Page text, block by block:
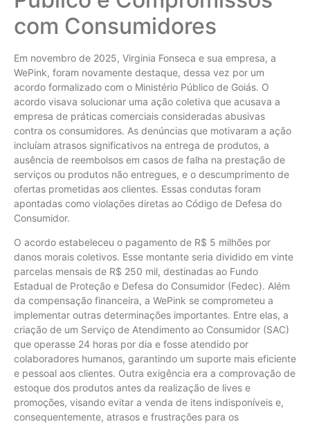
com Consumidores
Em novembro de 2025, Virginia Fonseca e sua empresa, a
WePink, foram novamente destaque, dessa vez por um
acordo formalizado com o Ministério Público de Goiás. O
acordo visava solucionar uma ação coletiva que acusava a
empresa de práticas comerciais consideradas abusivas
contra os consumidores. As denúncias que motivaram a ação
incluíam atrasos significativos na entrega de produtos, a
ausência de reembolsos em casos de falha na prestação de
serviços ou produtos não entregues, e o descumprimento de
ofertas prometidas aos clientes. Essas condutas foram
apontadas como violações diretas ao Código de Defesa do
Consumidor.
O acordo estabeleceu o pagamento de R$ 5 milhões por
danos morais coletivos. Esse montante seria dividido em vinte
parcelas mensais de R$ 250 mil, destinadas ao Fundo
Estadual de Proteção e Defesa do Consumidor (Fedec). Além
da compensação financeira, a WePink se comprometeu a
implementar outras determinações importantes. Entre elas, a
criação de um Serviço de Atendimento ao Consumidor (SAC)
que operasse 24 horas por dia e fosse atendido por
colaboradores humanos, garantindo um suporte mais eficiente
e pessoal aos clientes. Outra exigência era a comprovação de
estoque dos produtos antes da realização de lives e
promoções, visando evitar a venda de itens indisponíveis e,
consequentemente, atrasos e frustrações para os